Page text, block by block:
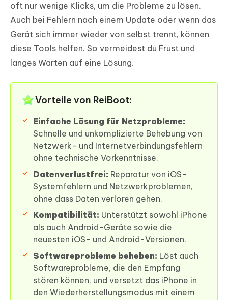
oft nur wenige Klicks, um die Probleme zu lösen.
Auch bei Fehlern nach einem Update oder wenn das
Gerät sich immer wieder von selbst trennt, können
diese Tools helfen. So vermeidest du Frust und
langes Warten auf eine Lösung.
Vorteile von ReiBoot:
Einfache Lösung für Netzprobleme:
Schnelle und unkomplizierte Behebung von
Netzwerk- und Internetverbindungsfehlern
ohne technische Vorkenntnisse.
Datenverlustfrei: Reparatur von iOS-
Systemfehlern und Netzwerkproblemen,
ohne dass Daten verloren gehen.
Kompatibilität: Unterstützt sowohl iPhone
als auch Android-Geräte sowie die
neuesten iOS- und Android-Versionen.
Softwareprobleme beheben: Löst auch
Softwareprobleme, die den Empfang
stören können, und versetzt das iPhone in
den Wiederherstellungsmodus mit einem